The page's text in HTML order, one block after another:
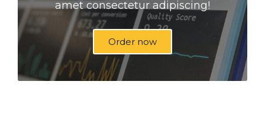
amet consectetur adipiscing!
Order now